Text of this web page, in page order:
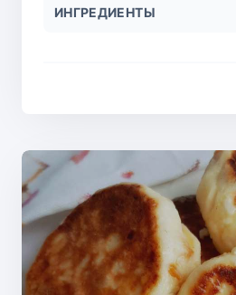
ИНГРЕДИЕНТЫ